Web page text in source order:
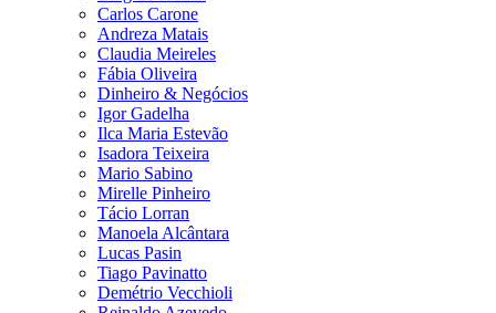
Carlos Carone
Andreza Matais
Claudia Meireles
Fábia Oliveira
Dinheiro & Negócios
Igor Gadelha
Ilca Maria Estevão
Isadora Teixeira
Mario Sabino
Mirelle Pinheiro
Tácio Lorran
Manoela Alcântara
Lucas Pasin
Tiago Pavinatto
Demétrio Vecchioli